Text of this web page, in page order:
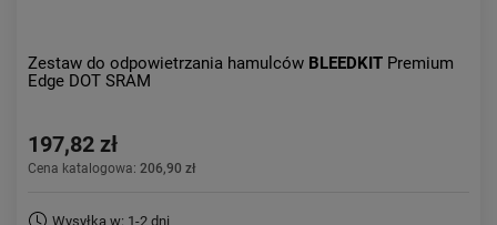
Zestaw do odpowietrzania hamulców BLEEDKIT Premium
Edge DOT SRAM
197,82 zł
Cena katalogowa: 206,90 zł
Wysyłka w: 1-2 dni